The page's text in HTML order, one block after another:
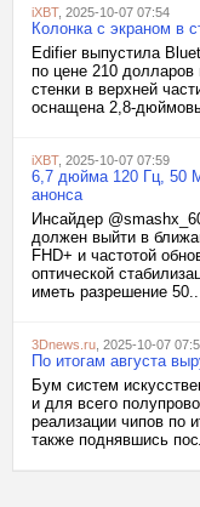
iXBT, 2025-10-07 07:54
Колонка с экраном в
Edifier выпустила
по цене 210 долларов
стенки в верхней
оснащена 2,8-
iXBT, 2025-10-07 07:59
6,7 дюйма 120 Гц, 50
анонса
Инсайдер
должен выйти в
FHD+ и частотой
оптической
иметь разрешение
3Dnews.ru , 2025-10-07
По итогам августа
Бум систем
и для всего
реализации чипов по
также поднявшись